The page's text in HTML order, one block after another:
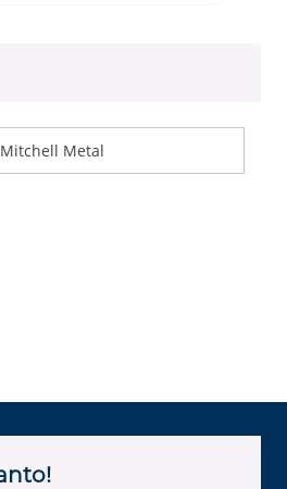
Mitchell Metal